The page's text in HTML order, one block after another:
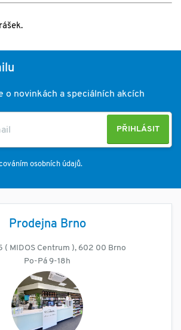
o novinkách a speciálních akcích
PŘIHLÁSIT
osobních údajů.
Prodejna Brno
( MIDOS Centrum ), 602 00 Brno
Po-Pá 9-18h